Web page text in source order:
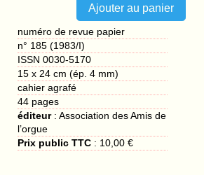
numéro de revue papier
n° 185 (1983/I)
ISSN 0030-5170
15 x 24 cm (ép. 4 mm)
cahier agrafé
44 pages
éditeur:Association des Amis de
l’orgue
Prix public TTC : 10,00 €